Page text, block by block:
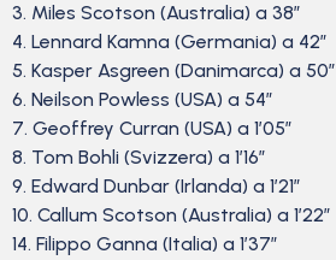
3. Miles Scotson (Australia) a 38″
4. Lennard Kamna (Germania) a 42″
5. Kasper Asgreen (Danimarca) a 50″
6. Neilson Powless (USA) a 54″
7. Geoffrey Curran (USA) a 1’05”
8. Tom Bohli (Svizzera) a 1’16”
9. Edward Dunbar (Irlanda) a 1’21”
10. Callum Scotson (Australia) a 1’22”
14. Filippo Ganna (Italia) a 1’37”